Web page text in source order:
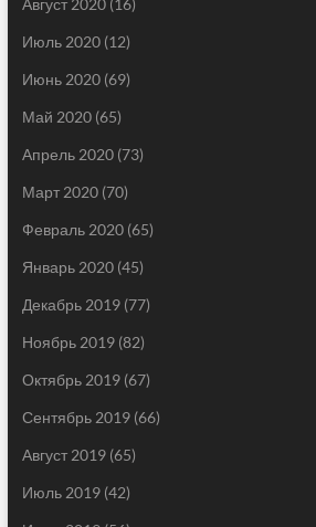
Август 2020(16)
Июль 2020(12)
Июнь 2020(69)
Май 2020(65)
Апрель 2020(73)
Март 2020(70)
Февраль 2020(65)
Январь 2020(45)
Декабрь 2019(77)
Ноябрь 2019(82)
Октябрь 2019(67)
Сентябрь 2019(66)
Август 2019(65)
Июль 2019(42)